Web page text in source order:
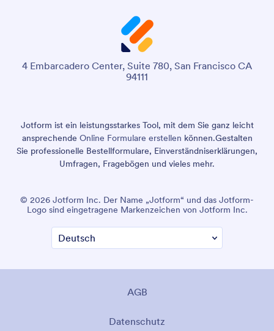
4 Embarcadero Center, Suite 780, San Francisco CA
94111
Jotform ist ein leistungsstarkes Tool, mit dem Sie ganz leicht
ansprechende Online Formulare erstellen können.Gestalten
Sie professionelle Bestellformulare, Einverständniserklärungen,
Umfragen, Fragebögen und vieles mehr.
© 2026 Jotform Inc. Der Name „Jotform“ und das Jotform-
Logo sind eingetragene Markenzeichen von Jotform Inc.
AGB
Datenschutz